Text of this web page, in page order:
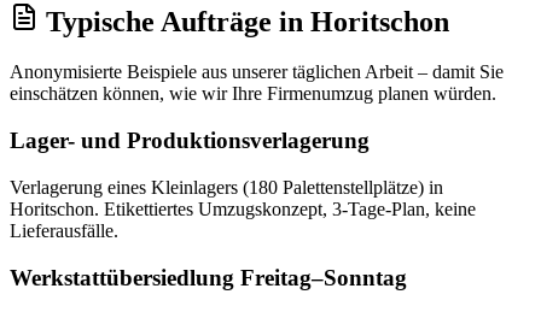
Typische Aufträge in Horitschon
Anonymisierte Beispiele aus unserer täglichen Arbeit – damit Sie
einschätzen können, wie wir Ihre Firmenumzug planen würden.
Lager- und Produktionsverlagerung
Verlagerung eines Kleinlagers (180 Palettenstellplätze) in
Horitschon. Etikettiertes Umzugskonzept, 3-Tage-Plan, keine
Lieferausfälle.
Werkstattübersiedlung Freitag–Sonntag